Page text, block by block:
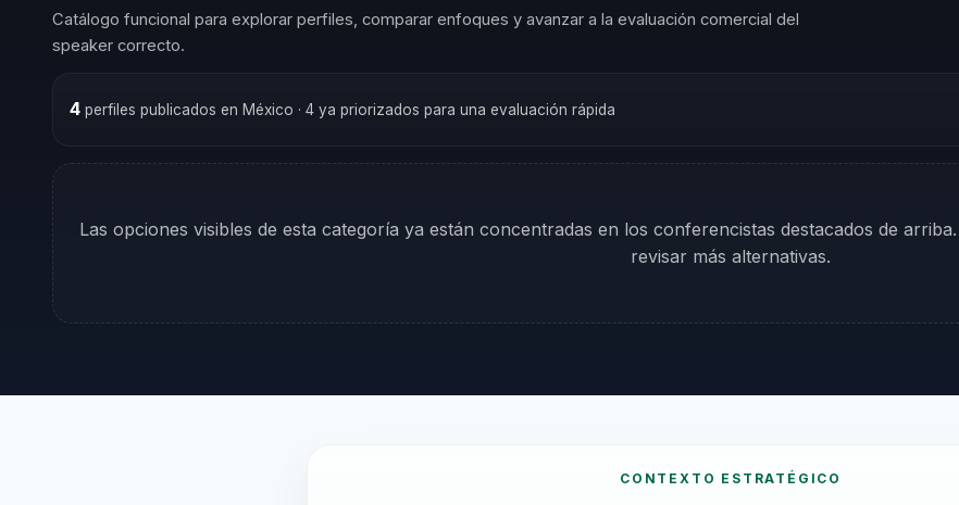
Catálogo funcional para explorar perfiles, comparar enfoques y avanzar a la evaluación comercial del
speaker correcto.
4perfiles publicados en México · 4 ya priorizados para una evaluación rápida
Las opciones visibles de esta categoría ya están concentradas en los conferencistas destacados de arriba.
revisar más alternativas.
CONTEXTO ESTRATÉGICO